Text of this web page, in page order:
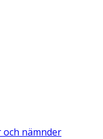
och nämnder